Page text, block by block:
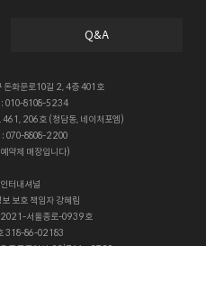
Q&A
돈화문로10길 2, 4층 401호
: 010-8108-5234
461, 206호 (청담동, 네이처포엠)
: 070-8808-2200
약제 매장입니다)
터내셔널
보 보호 책임자강혜림
서울종로-0939호
318-86-02183
존폴쥬얼리, 02)766 - 2728